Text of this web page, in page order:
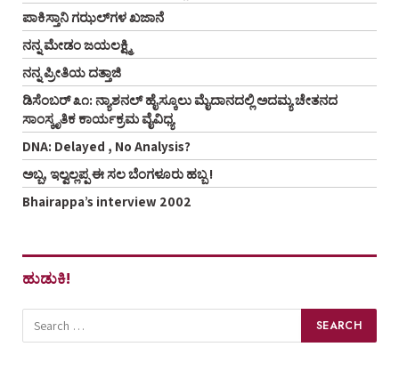
ಪಾಕಿಸ್ತಾನಿ ಗಝಲ್‌ಗಳ ಖಜಾನೆ
ನನ್ನ ಮೇಡಂ ಜಯಲಕ್ಷ್ಮಿ
ನನ್ನ ಪ್ರೀತಿಯ ದತ್ತಾಜಿ
ಡಿಸೆಂಬರ್ ೩೧: ನ್ಯಾಶನಲ್ ಹೈಸ್ಕೂಲು ಮೈದಾನದಲ್ಲಿ ಅದಮ್ಯ ಚೇತನದ
ಸಾಂಸ್ಕೃತಿಕ ಕಾರ್ಯಕ್ರಮ ವೈವಿಧ್ಯ
DNA: Delayed , No Analysis?
ಅಬ್ಬ, ಇಲ್ವಲ್ಲಪ್ಪ ಈ ಸಲ ಬೆಂಗಳೂರು ಹಬ್ಬ !
Bhairappa’s interview 2002
ಹುಡುಕಿ!